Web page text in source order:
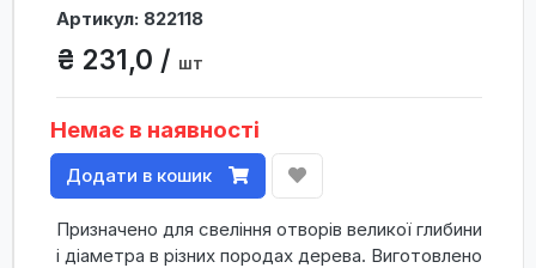
Артикул: 822118
₴ 231,0 / шт
Немає в наявності
Додати в кошик
Призначено для свеління отворів великої глибини
і діаметра в різних породах дерева. Виготовлено